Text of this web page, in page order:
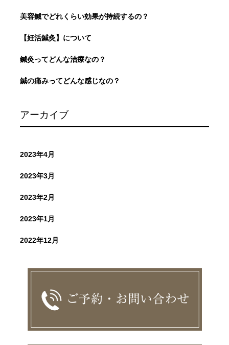
美容鍼でどれくらい効果が持続するの？
【妊活鍼灸】について
鍼灸ってどんな治療なの？
鍼の痛みってどんな感じなの？
アーカイブ
2023年4月
2023年3月
2023年2月
2023年1月
2022年12月